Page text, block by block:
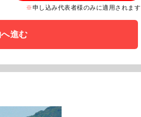
申し込み代表者様のみに適用されます
進む